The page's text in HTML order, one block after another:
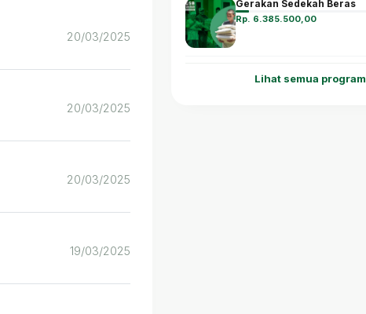
20/03/2025
20/03/2025
20/03/2025
19/03/2025
Gerakan Sedekah Beras
Rp. 6.385.500,00
Lihat semua program